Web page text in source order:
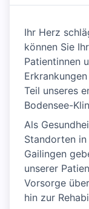
Ihr Herz
können Sie
Patientinnen
Teil unseres
Bodensee-
Als
Standorten in
Gailingen
unserer
Vorsorge
hin zur